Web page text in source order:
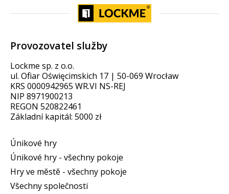
Provozovatel služby
Lockme sp. z o.o.
ul. Ofiar Oświęcimskich 17 | 50-069 Wrocław
KRS 0000942965 WR.VI NS-REJ
NIP 8971900213
REGON 520822461
Základní kapitál: 5000 zł
Únikové hry
Únikové hry - všechny pokoje
Hry ve městě - všechny pokoje
Všechny společnosti